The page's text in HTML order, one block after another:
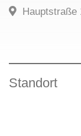
Hauptstraße
Standort